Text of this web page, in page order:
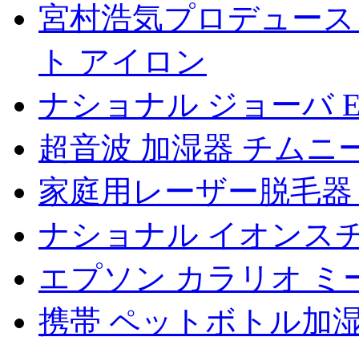
宮村浩気プロデュー
ト アイロン
ナショナル ジョーバ
超音波 加湿器 チムニ
家庭用レーザー脱毛
ナショナル イオンス
エプソン カラリオ ミ
携帯 ペットボトル加